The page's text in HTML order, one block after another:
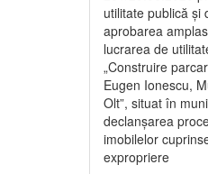
utilitate publică și
aprobarea
lucrarea de
„Construire
Eugen Ionescu,
Olt”, situat în
declanșarea
imobilelor
expropriere